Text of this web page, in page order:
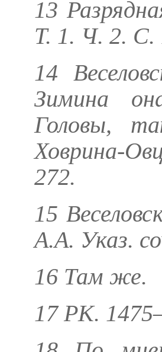
13
Т. 1. Ч. 2. С.
14
Зимина
Головы,
Ховрина-
272.
15
А.А. Указ.
16 Там же.
17 РК.